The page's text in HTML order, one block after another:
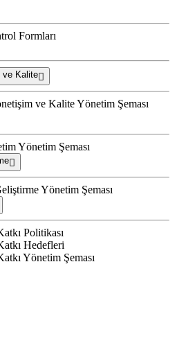
Formları
ve Kalite
ve Kalite Yönetim Şeması
Yönetim Şeması
Yönetim Şeması
Politikası
Hedefleri
Yönetim Şeması